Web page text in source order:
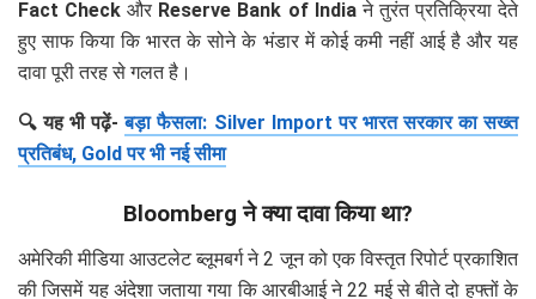
Fact Check और Reserve Bank of Indiaने तुरंत प्रतिक्रिया देते
हुए साफ किया कि भारत के सोने के भंडार में कोई कमी नहीं आई है और यह
दावा पूरी तरह से गलत है।
🔍 यह भी पढ़ें-बड़ा फैसला: Silver Import पर भारत सरकार का सख्त
प्रतिबंध, Gold पर भी नई सीमा
Bloomberg ने क्या दावा किया था?
अमेरिकी मीडिया आउटलेट ब्लूमबर्ग ने 2 जून को एक विस्तृत रिपोर्ट प्रकाशित
की जिसमें यह अंदेशा जताया गया कि आरबीआई ने 22 मई से बीते दो हफ्तों के